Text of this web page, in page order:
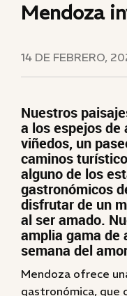
Mendoza
14 DE FEBRERO,
Nuestros
a los espejos de
viñedos, un
caminos
alguno de los
gastronómicos
disfrutar de un
al ser amado.
amplia gama de
semana del
Mendoza ofrece
gastronómica, que